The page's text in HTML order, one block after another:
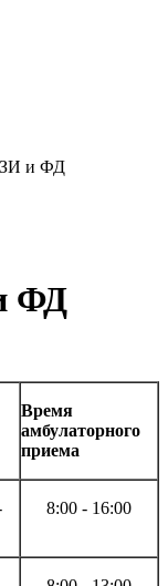
и ФД
ФД
Время
амбулаторного
приема
8:00 - 16:00